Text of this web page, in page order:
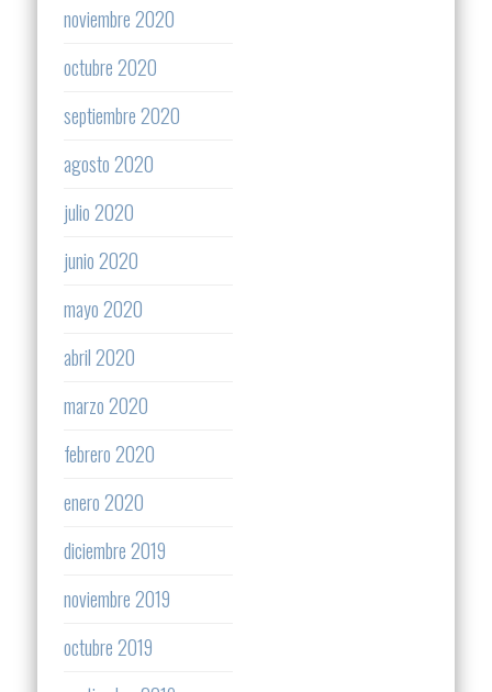
noviembre 2020
octubre 2020
septiembre 2020
agosto 2020
julio 2020
junio 2020
mayo 2020
abril 2020
marzo 2020
febrero 2020
enero 2020
diciembre 2019
noviembre 2019
octubre 2019